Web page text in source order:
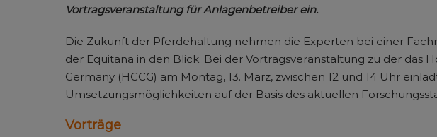
Vortragsveranstaltung für Anlagenbetreiber ein.
Die Zukunft der Pferdehaltung nehmen die Experten bei einer
der Equitana in den Blick. Bei der Vortragsveranstaltung zu der das
Germany (HCCG) am Montag, 13. März, zwischen 12 und 14 Uhr
Umsetzungsmöglichkeiten auf der Basis des aktuellen
Vorträge